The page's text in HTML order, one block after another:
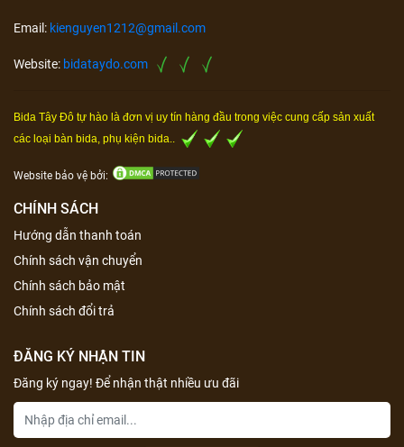
Email: kienguyen1212@gmail.com
Website: bidataydo.com
Bida Tây Đô tự hào là đơn vị uy tín hàng đầu trong việc cung cấp sản xuất
các loại bàn bida, phụ kiện bida..
Website bảo vệ bởi:
CHÍNH SÁCH
Hướng dẫn thanh toán
Chính sách vận chuyển
Chính sách bảo mật
Chính sách đổi trả
ĐĂNG KÝ NHẬN TIN
Đăng ký ngay! Để nhận thật nhiều ưu đãi